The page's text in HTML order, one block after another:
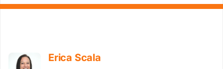
Erica Scala